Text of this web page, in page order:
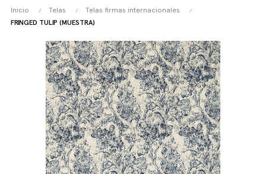
Inicio Telas
Telas firmas internacionales
FRINGED TULIP (MUESTRA)